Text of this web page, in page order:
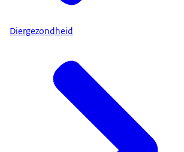
Diergezondheid